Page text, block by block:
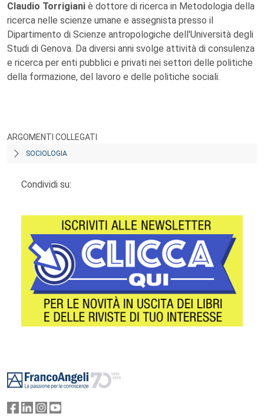
Claudio Torrigiani è dottore di ricerca in Metodologia della
ricerca nelle scienze umane e assegnista presso il
Dipartimento di Scienze antropologiche dell'Università degli
Studi di Genova. Da diversi anni svolge attività di consulenza
e ricerca per enti pubblici e privati nei settori delle politiche
della formazione, del lavoro e delle politiche sociali.
ARGOMENTI COLLEGATI
SOCIOLOGIA
Condividi su: